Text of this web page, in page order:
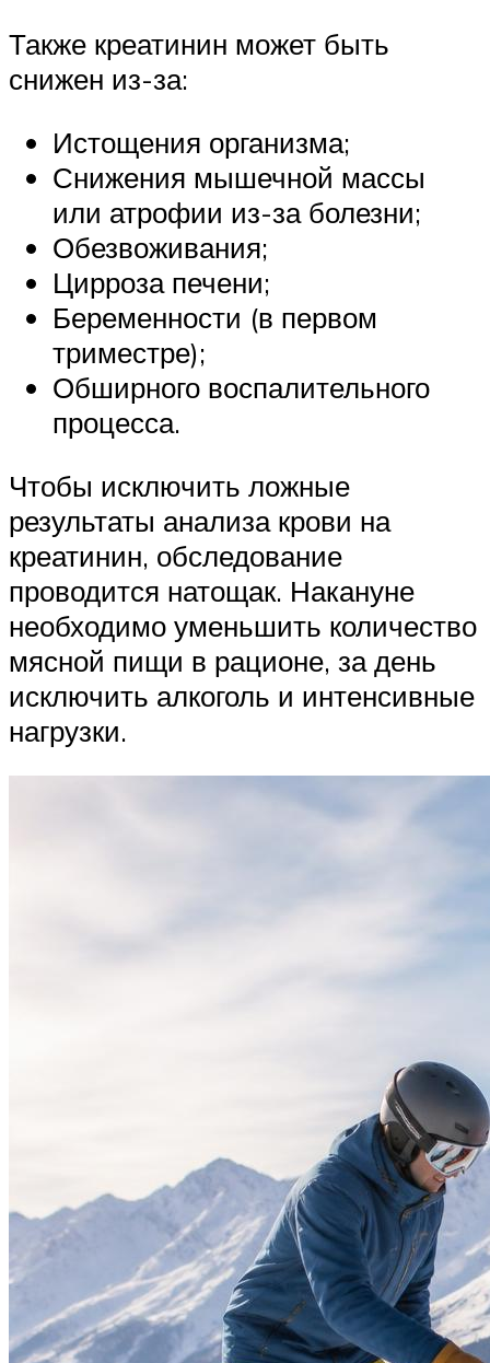
Также креатинин может быть
снижен из-за:
Истощения организма;
Снижения мышечной массы
или атрофии из-за болезни;
Обезвоживания;
Цирроза печени;
Беременности (в первом
триместре);
Обширного воспалительного
процесса.
Чтобы исключить ложные
результаты анализа крови на
креатинин, обследование
проводится натощак. Накануне
необходимо уменьшить количество
мясной пищи в рационе, за день
исключить алкоголь и интенсивные
нагрузки.